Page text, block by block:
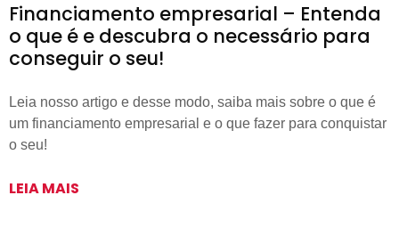
Financiamento empresarial – Entenda
o que é e descubra o necessário para
conseguir o seu!
Leia nosso artigo e desse modo, saiba mais sobre o que é
um financiamento empresarial e o que fazer para conquistar
o seu!
LEIA MAIS